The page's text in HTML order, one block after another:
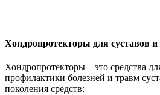
Хондропротекторы для суставов и
Хондропротекторы – это средства
профилактики болезней и травм
поколения средств: